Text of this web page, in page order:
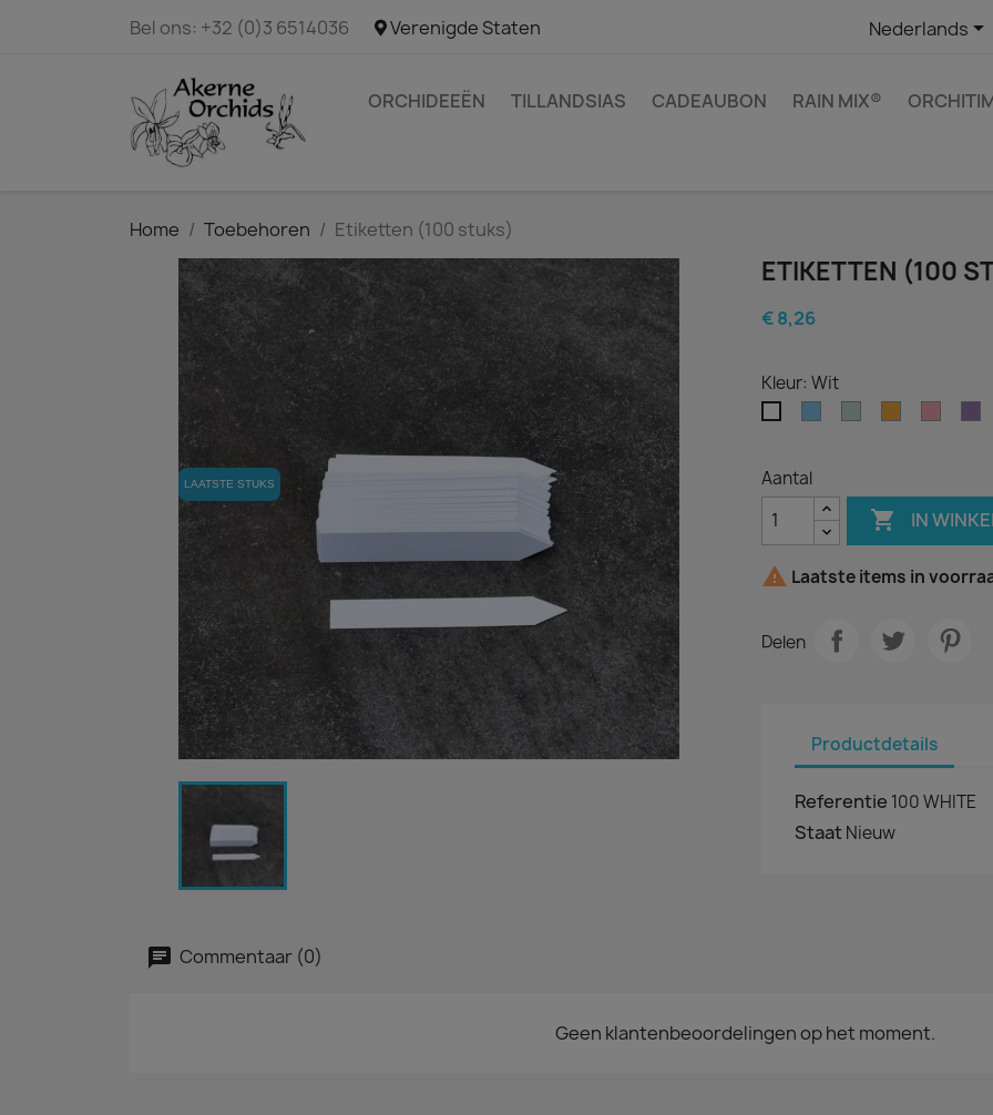
Bel ons: +32 (0)3 6514036 Verenigde Staten Nederlands
ORCHIDEEËN TILLANDSIAS CADEAUBON RAIN MIX®
Home Toebehoren Etiketten (100 stuks)
LAATSTE STUKS
ETIKETTEN (100
€ 8,26
Kleur: Wit
Aantal
 IN
 Laatste items in
Delen
Productdetails
Referentie 100 WHITE
Staat Nieuw
Commentaar (0)
Geen klantenbeoordelingen op het moment.